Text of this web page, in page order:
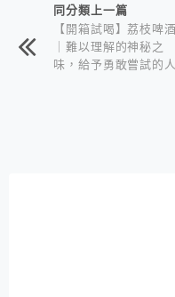
同分類上一篇
【開箱試喝】荔枝啤酒
｜難以理解的神秘之
味，給予勇敢嘗試的人